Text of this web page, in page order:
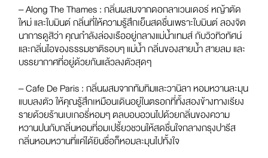
– Along The Thames :กลิ่นผสมจากดอกลาเวนเดอร์ หญ้าตัด
ใหม่ และใบมินต์ กลิ่นที่ให้ความรู้สึกเย็นสดชื่นเพราะใบมินต์ ลองจิต
นาการดูสิว่า คุณกำลังล่องเรืออยู่กลางแม่น้ำเทมส์ กับวิวทิวทัศน์
และกลิ่นไอของธรรมชาติรอบๆ แม่น้ำ กลิ่นของสายน้ำ สายลม และ
บรรยากาศที่อยู่ด้วยกันแล้วลงตัวสุดๆ
– Cafe De Paris :กลิ่นผสมจากทัมทิมและวานิลา หอมหวานละมุน
แบบลงตัว ให้คุณรู้สึกเหมือนเดินอยู่ในตรอกที่ทั้งสองข้างทางเรียง
รายด้วยร้านเบเกอรี่หอมๆ ตลบอบอวนไปด้วยกลิ่นของความ
หวานปนกับกลิ่นหอมที่อมเปรี้ยวชวนให้สดชื่นใจกลางกรุงปารีส
กลิ่นหอมหวานที่แค่ได้ยินชื่อก็หอมละมุนไปทั้งใจ